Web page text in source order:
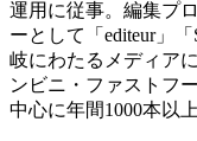
運用に従事。編集プ
ーとして「editeur」
岐にわたるメディア
ンビニ・ファストフ
中心に年間1000本以上